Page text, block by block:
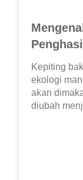
Kepiting
ekologi
akan
diubah